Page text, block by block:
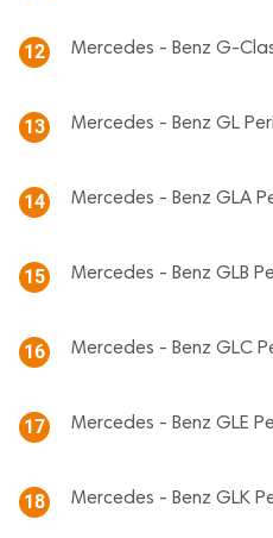
12 Mercedes - Benz G-
13 Mercedes - Benz GL
14 Mercedes - Benz GLA
15 Mercedes - Benz GLB
16 Mercedes - Benz GLC
17 Mercedes - Benz GLE
18 Mercedes - Benz GLK